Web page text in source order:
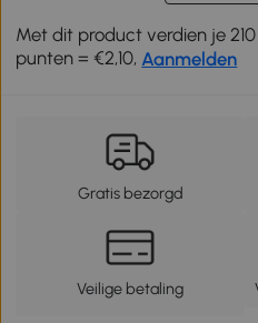
Met dit product verdien je
punten = €2,10, Aanmelden
Gratis bezorgd
Veilige betaling